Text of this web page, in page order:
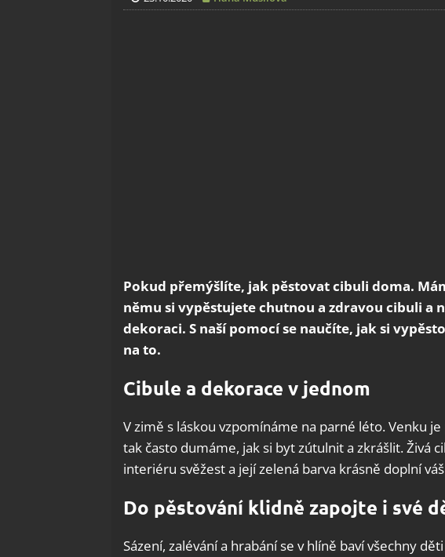
Pokud přemýšlíte, jak pěstovat cibuli doma.
němu si vypěstujete chutnou a zdravou cibuli a
dekoraci. S naší pomocí se naučíte, jak si
na to.
Cibule a dekorace v jednom
V zimě s láskou vzpomínáme na parné léto. Venku je
tak často dumáme, jak si byt zútulnit a zkrášlit. Živá
interiéru svěžest a její zelená barva krásně doplní
Do pěstování klidně zapojte i své
Sázení, zalévání a hrabání se v hlíně baví všechny